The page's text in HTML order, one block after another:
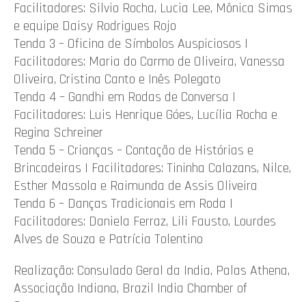
Facilitadores: Silvio Rocha, Lucia Lee, Mônica Simas
e equipe Daisy Rodrigues Rojo
Tenda 3 – Oficina de Símbolos Auspiciosos |
Facilitadores: Maria do Carmo de Oliveira, Vanessa
Oliveira, Cristina Canto e Inês Polegato
Tenda 4 – Gandhi em Rodas de Conversa |
Facilitadores: Luis Henrique Góes, Lucília Rocha e
Regina Schreiner
Tenda 5 – Crianças – Contação de Histórias e
Brincadeiras | Facilitadores: Tininha Calazans, Nilce,
Esther Massola e Raimunda de Assis Oliveira
Tenda 6 – Danças Tradicionais em Roda |
Facilitadores: Daniela Ferraz, Lili Fausto, Lourdes
Alves de Souza e Patrícia Tolentino
Realização: Consulado Geral da India, Palas Athena,
Associação Indiana, Brazil India Chamber of